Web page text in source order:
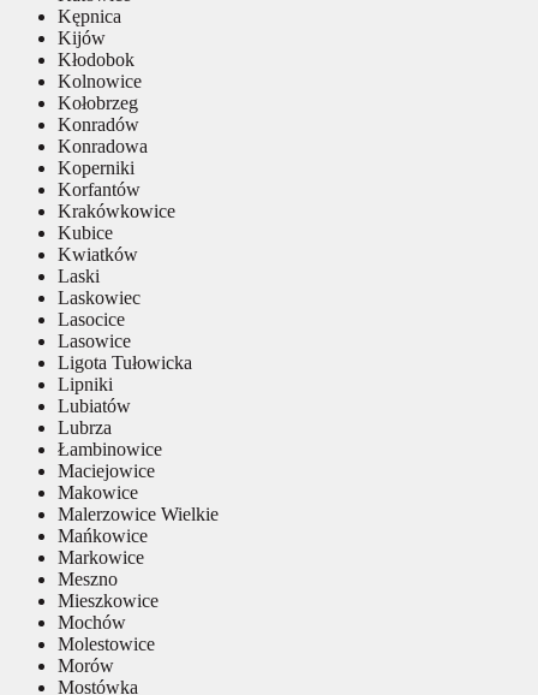
Kępnica
Kijów
Kłodobok
Kolnowice
Kołobrzeg
Konradów
Konradowa
Koperniki
Korfantów
Krakówkowice
Kubice
Kwiatków
Laski
Laskowiec
Lasocice
Lasowice
Ligota Tułowicka
Lipniki
Lubiatów
Lubrza
Łambinowice
Maciejowice
Makowice
Malerzowice Wielkie
Mańkowice
Markowice
Meszno
Mieszkowice
Mochów
Molestowice
Morów
Mostówka